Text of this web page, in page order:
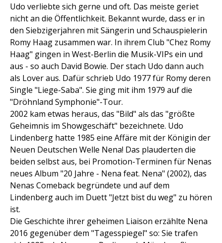
Udo verliebte sich gerne und oft. Das meiste geriet
nicht an die Öffentlichkeit. Bekannt wurde, dass er in
den Siebzigerjahren mit Sängerin und Schauspielerin
Romy Haag zusammen war. In ihrem Club "Chez Romy
Haag" gingen in West-Berlin die Musik-VIPs ein und
aus - so auch David Bowie. Der stach Udo dann auch
als Lover aus. Dafür schrieb Udo 1977 für Romy deren
Single "Liege-Saba". Sie ging mit ihm 1979 auf die
"Dröhnland Symphonie"-Tour.
2002 kam etwas heraus, das "Bild" als das "größte
Geheimnis im Showgeschäft" bezeichnete. Udo
Lindenberg hatte 1985 eine Affäre mit der Königin der
Neuen Deutschen Welle Nena! Das plauderten die
beiden selbst aus, bei Promotion-Terminen für Nenas
neues Album "20 Jahre - Nena feat. Nena" (2002), das
Nenas Comeback begründete und auf dem
Lindenberg auch im Duett "Jetzt bist du weg" zu hören
ist.
Die Geschichte ihrer geheimen Liaison erzählte Nena
2016 gegenüber dem "Tagesspiegel" so: Sie trafen